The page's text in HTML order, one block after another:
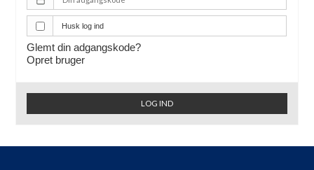
Husk log ind
Glemt din adgangskode?
Opret bruger
LOG IND